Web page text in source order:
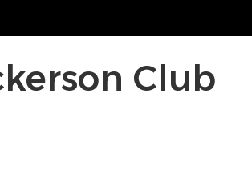
Club